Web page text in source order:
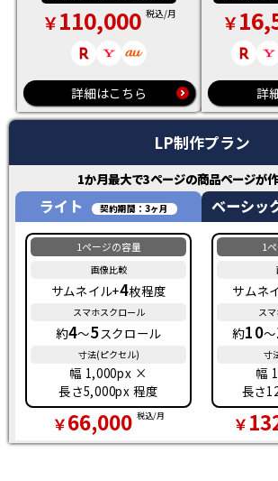
110,000 税込/月
詳細はこちら 詳
LP制作プラン
1か月最大で3ページの商品ページが
ライト
サムネイル+4枚程度
約4～5スクロール
幅 1,000px ×
長さ5,000px 程度
66,000 税込/月
ベーシッ
サムネ
約10～
幅
長さ